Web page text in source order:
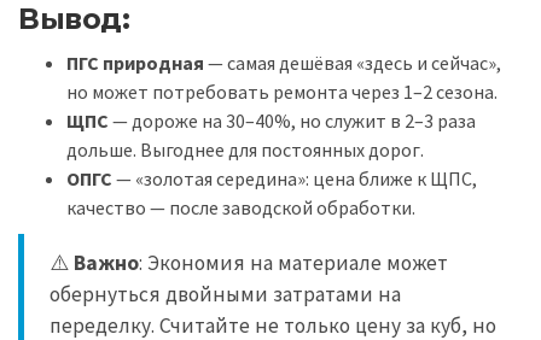
Вывод:
ПГС природная — самая дешёвая «здесь и сейчас»,
но может потребовать ремонта через 1–2 сезона.
ЩПС — дороже на 30–40%, но служит в 2–3 раза
дольше. Выгоднее для постоянных дорог.
ОПГС — «золотая середина»: цена ближе к ЩПС,
качество — после заводской обработки.
⚠️ Важно: Экономия на материале может
обернуться двойными затратами на
переделку. Считайте не только цену за куб, но